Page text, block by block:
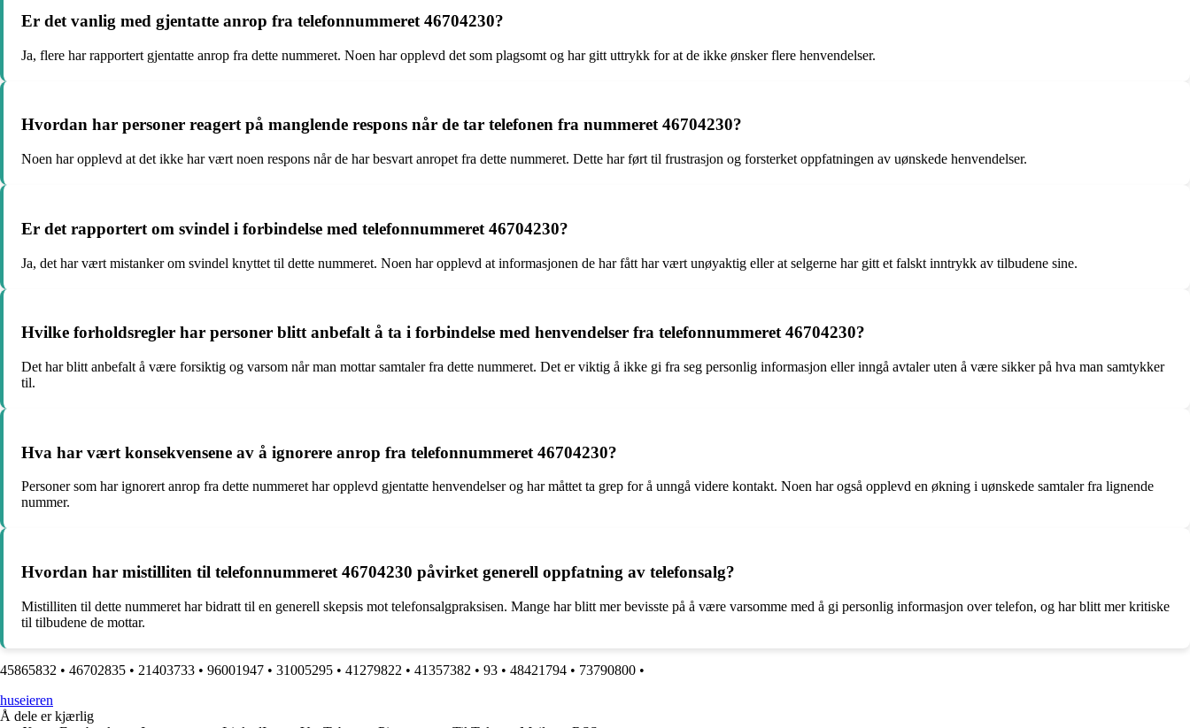
Er det vanlig med gjentatte anrop fra telefonnummeret 46704230?
Ja, flere har rapportert gjentatte anrop fra dette nummeret. Noen har opplevd det som plagsomt og har gitt uttrykk for at de ikke ønsker flere henvendelser.
Hvordan har personer reagert på manglende respons når de tar telefonen fra nummeret 46704230?
Noen har opplevd at det ikke har vært noen respons når de har besvart anropet fra dette nummeret. Dette har ført til frustrasjon og forsterket oppfatningen av uønskede henvendelser.
Er det rapportert om svindel i forbindelse med telefonnummeret 46704230?
Ja, det har vært mistanker om svindel knyttet til dette nummeret. Noen har opplevd at informasjonen de har fått har vært unøyaktig eller at selgerne har gitt et falskt inntrykk av tilbudene sine.
Hvilke forholdsregler har personer blitt anbefalt å ta i forbindelse med henvendelser fra telefonnummeret 46704230?
Det har blitt anbefalt å være forsiktig og varsom når man mottar samtaler fra dette nummeret. Det er viktig å ikke gi fra seg personlig informasjon eller inngå avtaler uten å være sikker på hva man samtykker
til.
Hva har vært konsekvensene av å ignorere anrop fra telefonnummeret 46704230?
Personer som har ignorert anrop fra dette nummeret har opplevd gjentatte henvendelser og har måttet ta grep for å unngå videre kontakt. Noen har også opplevd en økning i uønskede samtaler fra lignende
nummer.
Hvordan har mistilliten til telefonnummeret 46704230 påvirket generell oppfatning av telefonsalg?
Mistilliten til dette nummeret har bidratt til en generell skepsis mot telefonsalgpraksisen. Mange har blitt mer bevisste på å være varsomme med å gi personlig informasjon over telefon, og har blitt mer kritiske
til tilbudene de mottar.
45865832 • 46702835 • 21403733 • 96001947 • 31005295 • 41279822 • 41357382 • 93 • 48421794 • 73790800 •
huseieren
Å dele er kjærlig